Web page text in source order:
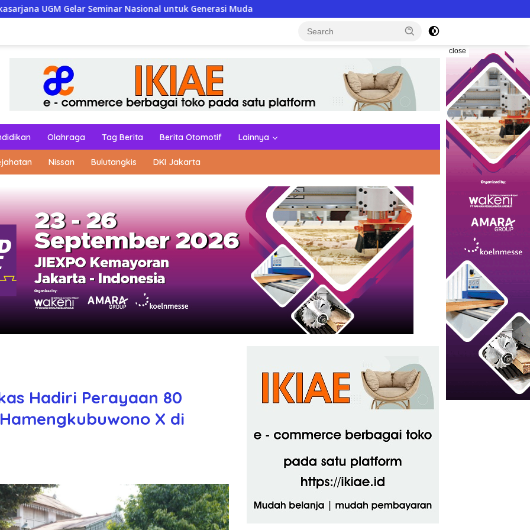
Nasional untuk Generasi Muda
close
Olahraga Tag Berita Berita Otomotif Lainnya
Nissan Bulutangkis DKI Jakarta
Hadiri Perayaan 80
X di